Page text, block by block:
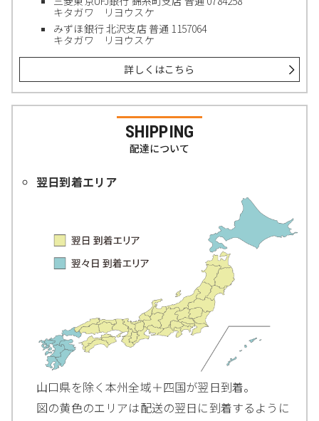
キタガワ リヨウスケ
みずほ銀行 北沢支店 普通 1157064
キタガワ リヨウスケ
詳しくはこちら
SHIPPING
配達について
翌日到着エリア
山口県を除く本州全域＋四国が翌日到着。
図の黄色のエリアは配送の翌日に到着するように